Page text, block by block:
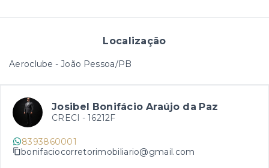
Localização
Aeroclube - João Pessoa/PB
Josibel Bonifácio Araújo da Paz
CRECI - 16212F
8393860001
bonifaciocorretorimobiliario@gmail.com